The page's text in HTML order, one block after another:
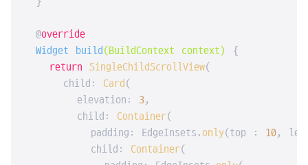
  @
override
  Widget
build(BuildContext context)
{
return
SingleChildScrollView(
      child:
Card(
        elevation:
3,
        child:
Container(
          padding: EdgeInsets.
only(top : 10,
          child:
Container(